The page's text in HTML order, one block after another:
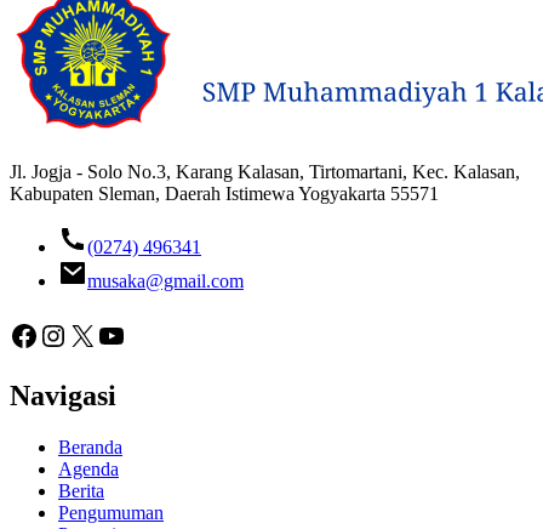
Jl. Jogja - Solo No.3, Karang Kalasan, Tirtomartani, Kec. Kalasan,
Kabupaten Sleman, Daerah Istimewa Yogyakarta 55571
(0274) 496341
musaka@gmail.com
Facebook
Instagram
X YouTube
Navigasi
Beranda
Agenda
Berita
Pengumuman